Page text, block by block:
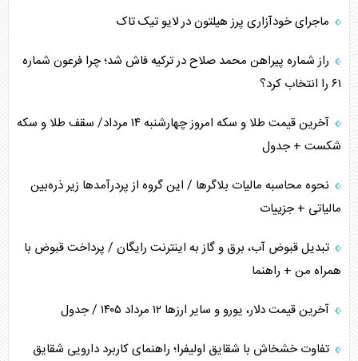
اعتراف غرب به قدرت ایران در تثبیت معادلات
خطای راهبردی ترامپ مقابل برزیل
ماجرای خودآزاری پرز هیلتون در لایو تیک تاک
راز شماره پیراهن محمد صلاح در ترکیه فاش شد؛ چرا فرعون شماره
۶۱ را انتخاب کرد؟
آخرین قیمت طلا و سکه امروز چهارشنبه ۱۴ مرداد/ سقف طلا و سکه
شکست + جدول
نحوه محاسبه مالیات بلاگر‌ها / این گروه از پردرآمد‌ها زیر ذره‌بین
مالیاتی + جزییات
تبدیل قبوض آب، برق و گاز به اینترنت رایگان / پرداخت قبوض با
همراه من + راهنما
آخرین قیمت دلار، یورو و سایر ارز‌ها ۱۲ مرداد ۱۴۰۵ / جدول
تفاوت خشخاش با شقایق اولیفرا؛ راهنمای کاربرد دارویی شقایق